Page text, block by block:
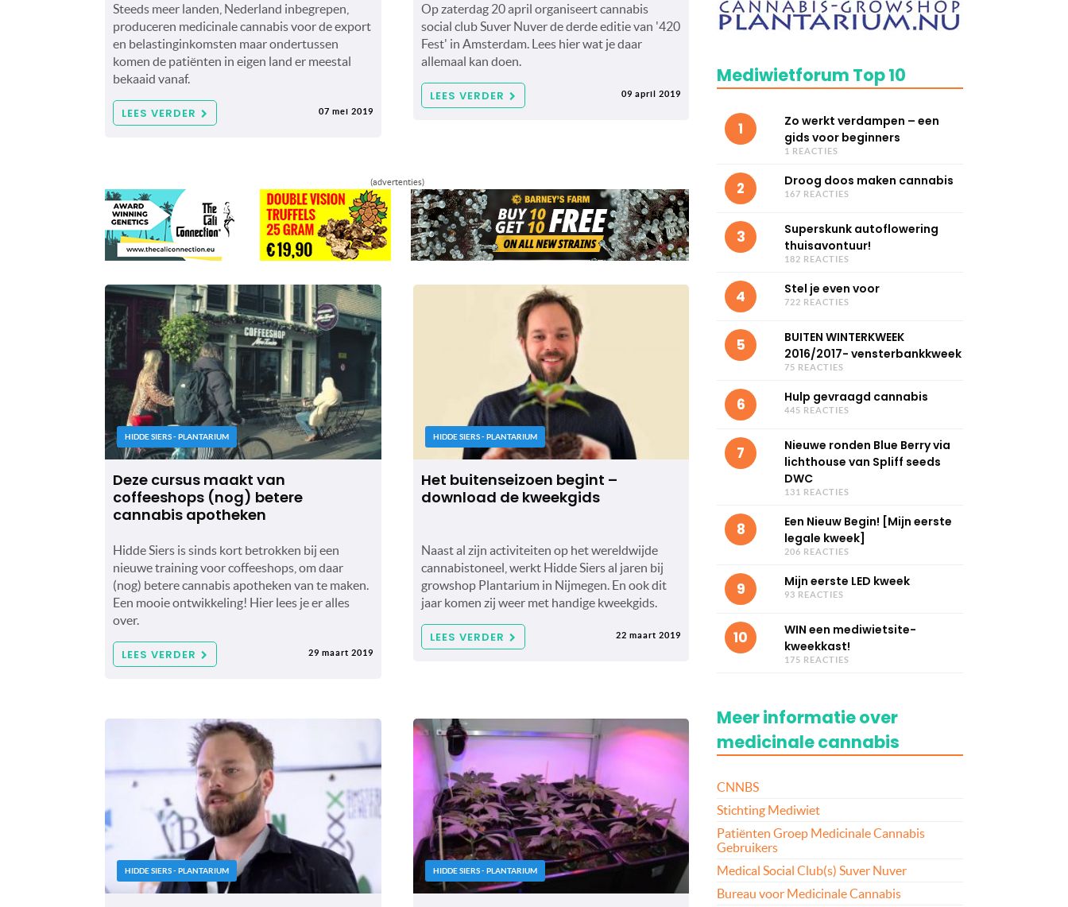
Steeds meer landen, Nederland inbegrepen,
produceren medicinale cannabis voor de export
en belastinginkomsten maar ondertussen
komen de patiënten in eigen land er meestal
bekaaid vanaf.
LEES VERDER 07 mei 2019
Op zaterdag 20 april organiseert cannabis
social club Suver Nuver de derde editie van '420
Fest' in Amsterdam. Lees hier wat je daar
allemaal kan doen.
LEES VERDER 09 april 2019
(advertenties)
HIDDE SIERS - PLANTARIUM
Deze cursus maakt van
coffeeshops (nog) betere
cannabis apotheken
Hidde Siers is sinds kort betrokken bij een
nieuwe training voor coffeeshops, om daar
(nog) betere cannabis apotheken van te maken.
Een mooie ontwikkeling! Hier lees je er alles
over.
LEES VERDER 29 maart 2019
HIDDE SIERS - PLANTARIUM
Het buitenseizoen begint –
download de kweekgids
Naast al zijn activiteiten op het wereldwijde
cannabistoneel, werkt Hidde Siers al jaren bij
growshop Plantarium in Nijmegen. En ook dit
jaar komen zij weer met handige kweekgids.
LEES VERDER 22 maart 2019
HIDDE SIERS - PLANTARIUM HIDDE SIERS - PLANTARIUM
Mediwietforum Top 10
1
Zo werkt verdampen – een
gids voor beginners
1 REACTIES
2 Droog doos maken cannabis
167 REACTIES
3
Superskunk autoflowering
thuisavontuur!
182 REACTIES
4 Stel je even voor
722 REACTIES
5
BUITEN WINTERKWEEK
2016/2017- vensterbankkweek
75 REACTIES
6 Hulp gevraagd cannabis
445 REACTIES
7
Nieuwe ronden Blue Berry via
lichthouse van Spliff seeds
DWC
131 REACTIES
8
Een Nieuw Begin! [Mijn eerste
legale kweek]
206 REACTIES
9 Mijn eerste LED kweek
93 REACTIES
10
WIN een mediwietsite-
kweekkast!
175 REACTIES
Meer informatie over
medicinale cannabis
CNNBS
Stichting Mediwiet
Patiënten Groep Medicinale Cannabis
Gebruikers
Medical Social Club(s) Suver Nuver
Bureau voor Medicinale Cannabis